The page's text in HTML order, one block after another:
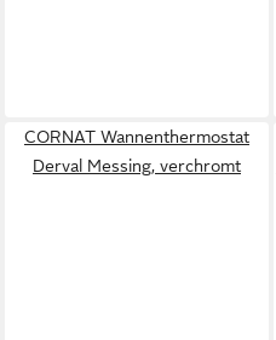
CORNAT Wannenthermostat
Derval Messing, verchromt